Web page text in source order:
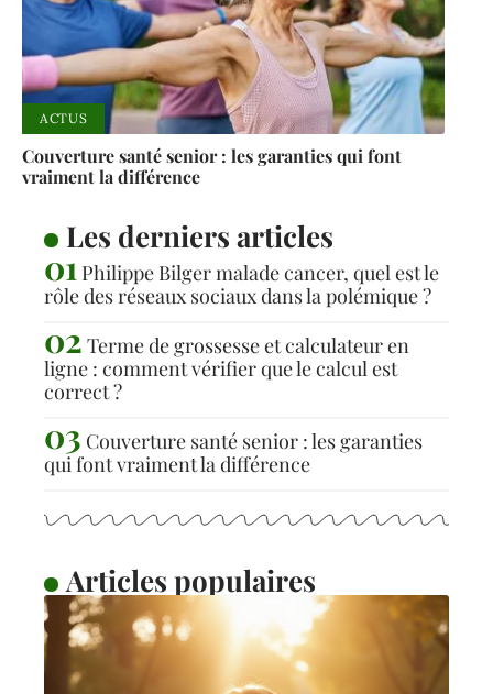
ACTUS
Couverture santé senior : les garanties qui font
vraiment la différence
Les derniers articles
Philippe Bilger malade cancer, quel est le
rôle des réseaux sociaux dans la polémique ?
Terme de grossesse et calculateur en
ligne : comment vérifier que le calcul est
correct ?
Couverture santé senior : les garanties
qui font vraiment la différence
Articles populaires